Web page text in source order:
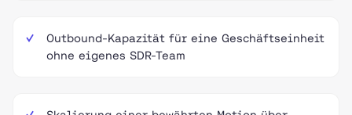
Outbound-Kapazität für eine Geschäftseinheit
ohne eigenes SDR-Team